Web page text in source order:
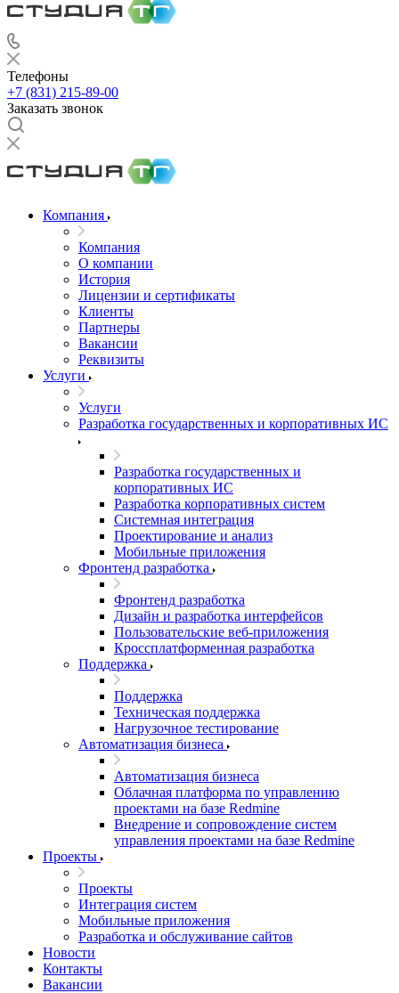
Телефоны
+7 (831) 215-89-00
Заказать звонок
Компания
Компания
О компании
История
Лицензии и сертификаты
Клиенты
Партнеры
Вакансии
Реквизиты
Услуги
Услуги
Разработка государственных и корпоративных ИС
Разработка государственных и
корпоративных ИС
Разработка корпоративных систем
Системная интеграция
Проектирование и анализ
Мобильные приложения
Фронтенд разработка
Фронтенд разработка
Дизайн и разработка интерфейсов
Пользовательские веб-приложения
Кроссплатформенная разработка
Поддержка
Поддержка
Техническая поддержка
Нагрузочное тестирование
Автоматизация бизнеса
Автоматизация бизнеса
Облачная платформа по управлению
проектами на базе Redmine
Внедрение и сопровождение систем
управления проектами на базе Redmine
Проекты
Проекты
Интеграция систем
Мобильные приложения
Разработка и обслуживание сайтов
Новости
Контакты
Вакансии